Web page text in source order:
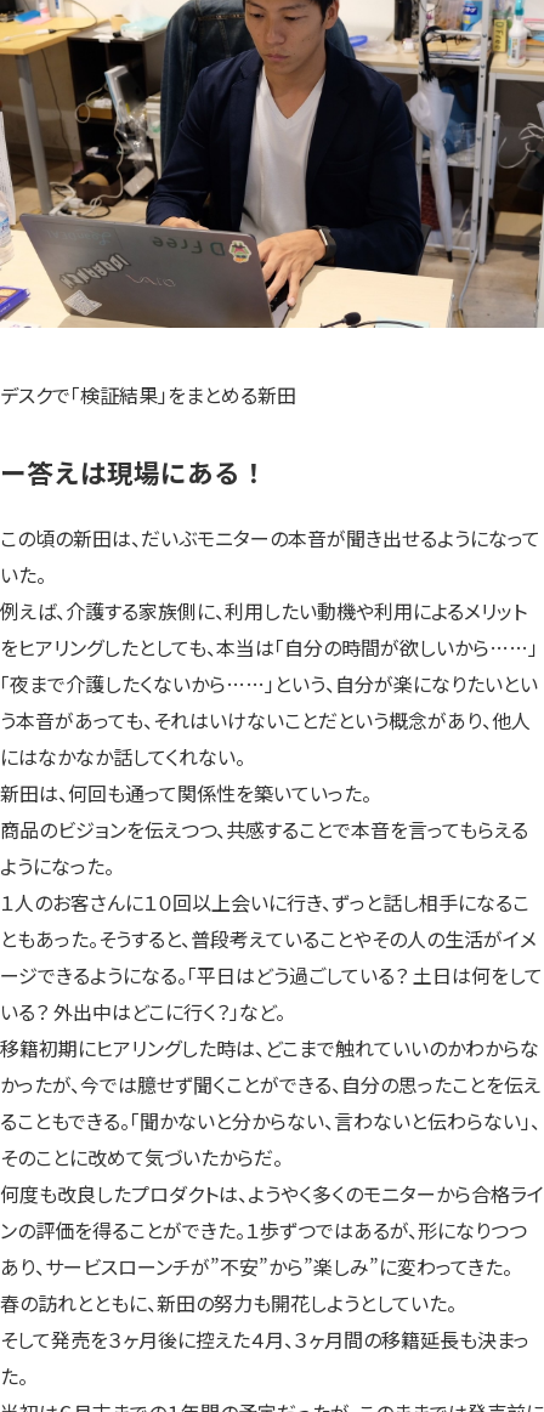
デスクで「検証結果」をまとめる新田
ー答えは現場にある！
この頃の新田は、だいぶモニターの本音が聞き出せるようになって
いた。
例えば、介護する家族側に、利用したい動機や利用によるメリット
をヒアリングしたとしても、本当は「自分の時間が欲しいから……」
「夜まで介護したくないから……」という、自分が楽になりたいとい
う本音があっても、それはいけないことだという概念があり、他人
にはなかなか話してくれない。
新田は、何回も通って関係性を築いていった。
商品のビジョンを伝えつつ、共感することで本音を言ってもらえる
ようになった。
１人のお客さんに１０回以上会いに行き、ずっと話し相手になるこ
ともあった。そうすると、普段考えていることやその人の生活がイメ
ージできるようになる。「平日はどう過ごしている？ 土日は何をして
いる？ 外出中はどこに行く？」など。
移籍初期にヒアリングした時は、どこまで触れていいのかわからな
かったが、今では臆せず聞くことができる、自分の思ったことを伝え
ることもできる。「聞かないと分からない、言わないと伝わらない」、
そのことに改めて気づいたからだ。
何度も改良したプロダクトは、ようやく多くのモニターから合格ライ
ンの評価を得ることができた。１歩ずつではあるが、形になりつつ
あり、サービスローンチが”不安”から”楽しみ”に変わってきた。
春の訪れとともに、新田の努力も開花しようとしていた。
そして発売を３ヶ月後に控えた４月、３ヶ月間の移籍延長も決まっ
た。